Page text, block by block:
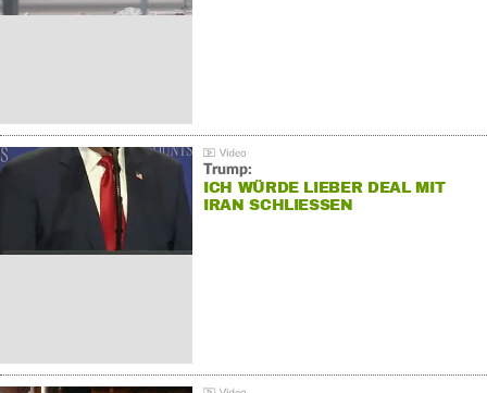
Trump:
ICH WÜRDE LIEBER DEAL MIT
IRAN SCHLIESSEN